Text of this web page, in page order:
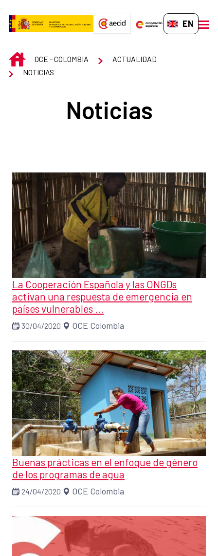
EN-GB
INICIOOCE - COLOMBIA
ACTUALIDAD
NOTICIAS
Noticias
La Cooperación Española y las ONGDs
activan una respuesta de emergencia en
países vulnerables ...
30/04/2020 OCE Colombia
Buenas prácticas en el enfoque de género
de los programas de agua
24/04/2020 OCE Colombia